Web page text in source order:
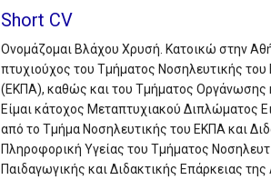
Short CV
Ονομάζομαι Βλάχου Χρυσή. Κατοικώ στην
πτυχιούχος του Τμήματος Νοσηλευτικής
(ΕΚΠΑ), καθώς και του Τμήματος Οργάνωσης
Είμαι κάτοχος Μεταπτυχιακού Διπλώματος
από το Τμήμα Νοσηλευτικής του ΕΚΠΑ και
Πληροφορική Υγείας του Τμήματος
Παιδαγωγικής και Διδακτικής Επάρκειας